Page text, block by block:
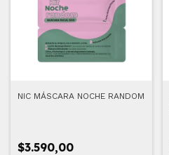
NIC MÁSCARA NOCHE RANDOM
$3.590,00